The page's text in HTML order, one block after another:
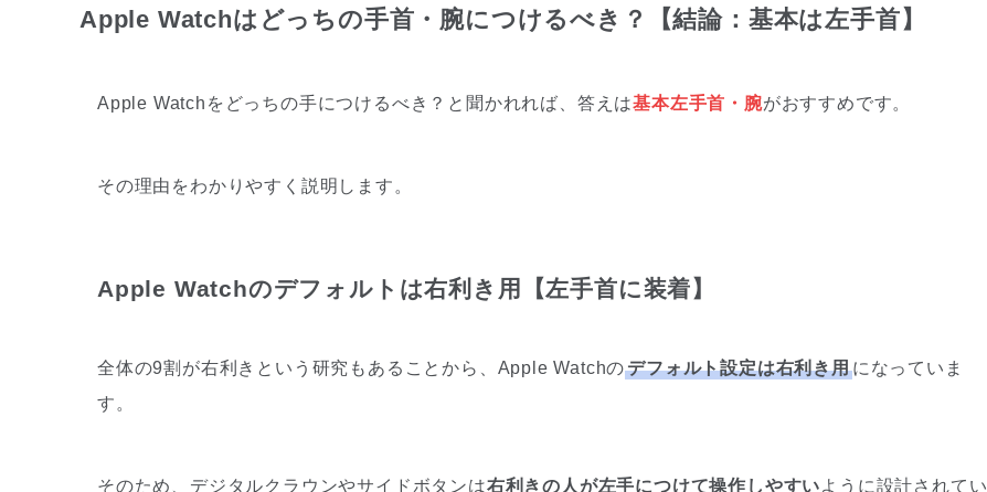
Apple Watchはどっちの手首・腕につけるべき？【結論：基本は左手首】
Apple Watchをどっちの手につけるべき？と聞かれれば、答えは基本左手首 ・腕がおすすめです。
その理由をわかりやすく説明します。
Apple Watchのデフォルトは右利き用【左手首に装着】
全体の9割が右利きという研究もあることから、Apple Watchのデフォルト設定は右利き用になっていま
す。
そのため、デジタルクラウンやサイドボタンは右利きの人が左手につけて操作しやすいように設計されてい